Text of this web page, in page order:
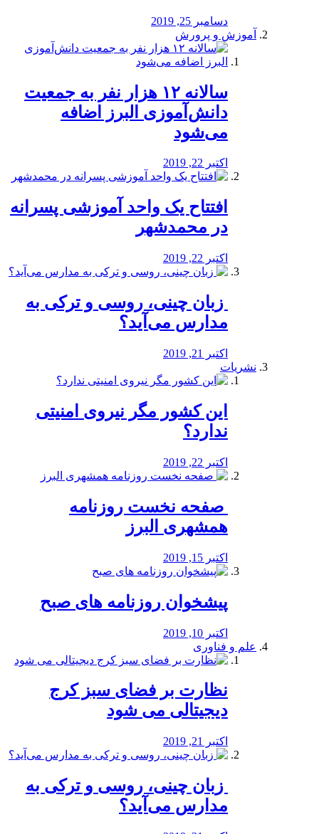
دسامبر 25, 2019
آموزش و پرورش
️سالانه ۱۲ هزار نفر به جمعیت
دانش‌آموزی البرز اضافه
می‌شود
اکتبر 22, 2019
افتتاح یک واحد آموزشی پسرانه
در محمدشهر
اکتبر 22, 2019
️ زبان چینی، روسی و ترکی به
مدارس می‌آید؟
اکتبر 21, 2019
نشریات
این کشور مگر نیروی امنیتی
ندارد؟
اکتبر 22, 2019
️ صفحه نخست روزنامه‌
همشهری البرز
اکتبر 15, 2019
پیشخوان روزنامه های صبح
اکتبر 10, 2019
علم و فناوری
نظارت بر فضای سبز کرج
دیجیتالی می شود
اکتبر 21, 2019
️ زبان چینی، روسی و ترکی به
مدارس می‌آید؟